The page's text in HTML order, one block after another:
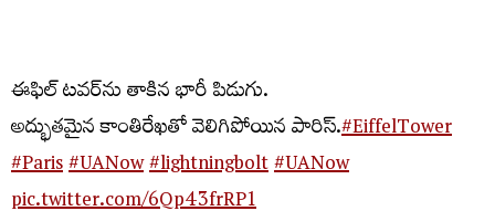
ఈఫిల్ టవర్‌ను తాకిన భారీ పిడుగు.
అద్భుతమైన కాంతిరేఖతో వెలిగిపోయిన పారిస్.#EiffelTower
#Paris#UANow#lightningbolt#UANow